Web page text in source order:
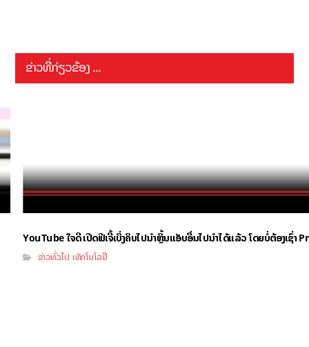
ຂ່າວທີ່ກ່ຽວຂ້ອງ ...
YouTube ໃຈດີ ເປີດຟີເຈີ້ເບິ່ງຄິບໄປນຳຫຼິ້ນແອັບອື່ນໄປນຳໄດ້ແລ້ວ ໂດຍບໍ່ຕ້ອງເຊົ່າ
ຂ່າວທົ່ວໄປ,ເທັກໂນໂລຢີ